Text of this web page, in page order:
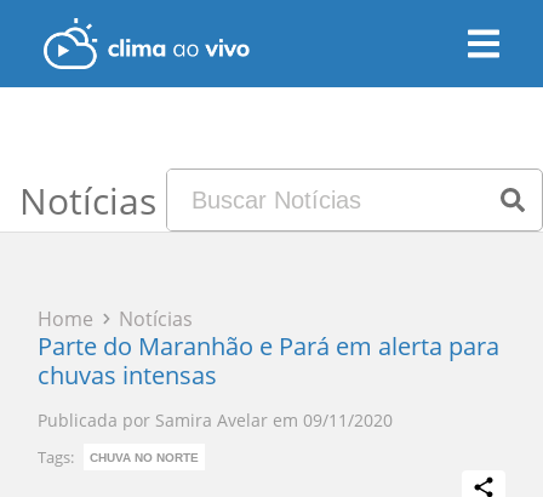
Notícias
Home Notícias
Parte do Maranhão e Pará em alerta para
chuvas intensas
Publicada por Samira Avelar em 09/11/2020
Tags: CHUVA NO NORTE